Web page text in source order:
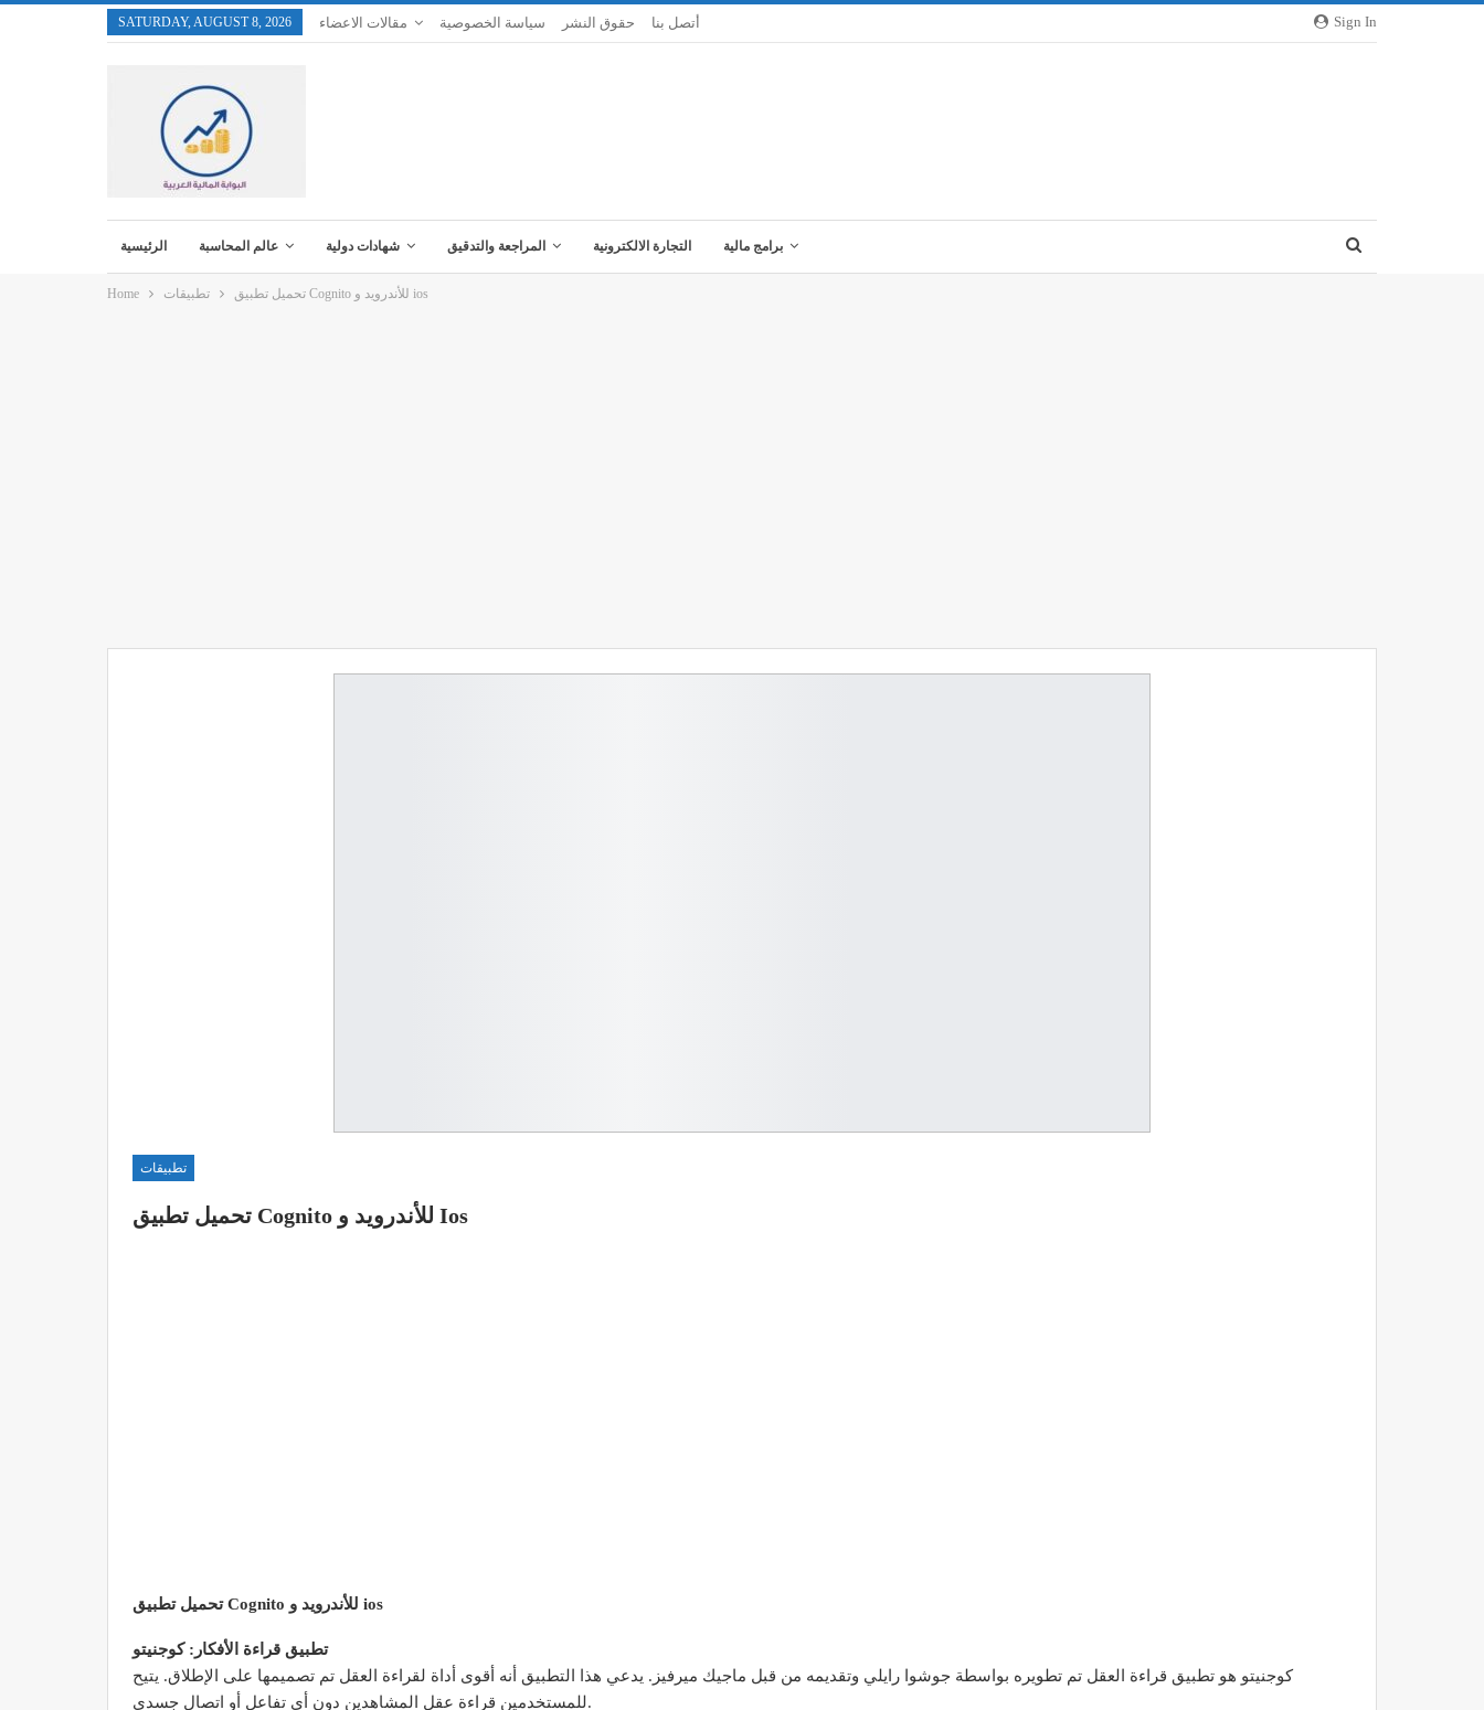
Sign In
SATURDAY, AUGUST 8, 2026 مقالات الاعضاء سياسة الخصوصية حقوق النشر أتصل بنا
الرئيسية عالم المحاسبة شهادات دولية المراجعة والتدقيق التجارة الالكترونية برامج مالية
Home تطبيقات تحميل تطبيق Cognito للأندرويد و ios
تطبيقات
تحميل تطبيق Cognito للأندرويد و Ios
تحميل تطبيق Cognito للأندرويد و ios
تطبيق قراءة الأفكار: كوجنيتو
كوجنيتو هو تطبيق قراءة العقل تم تطويره بواسطة جوشوا رايلي وتقديمه من قبل ماجيك ميرفيز. يدعي هذا التطبيق أنه أقوى أداة لقراءة العقل تم تصميمها على الإطلاق. يتيح
للمستخدمين قراءة عقل المشاهدين دون أي تفاعل أو اتصال جسدي.